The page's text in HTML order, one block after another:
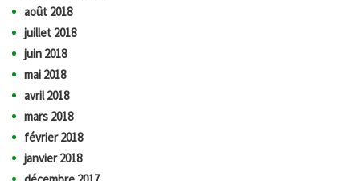
août 2018
juillet 2018
juin 2018
mai 2018
avril 2018
mars 2018
février 2018
janvier 2018